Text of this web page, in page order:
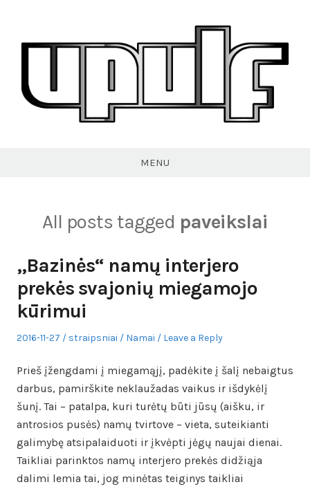
content
MENU
All posts tagged paveikslai
„Bazinės“ namų interjero
prekės svajonių miegamojo
kūrimui
Posted
2016-11-27 Author
straipsniai
Posted
Namai Leave a Reply
Prieš įžengdami į miegamąjį, padėkite į šalį nebaigtus
darbus, pamirškite neklaužadas vaikus ir išdykėlį
šunį. Tai – patalpa, kuri turėtų būti jūsų (aišku, ir
antrosios pusės) namų tvirtove – vieta, suteikianti
galimybę atsipalaiduoti ir įkvėpti jėgų naujai dienai.
Taikliai parinktos namų interjero prekės didžiąja
dalimi lemia tai, jog minėtas teiginys taikliai